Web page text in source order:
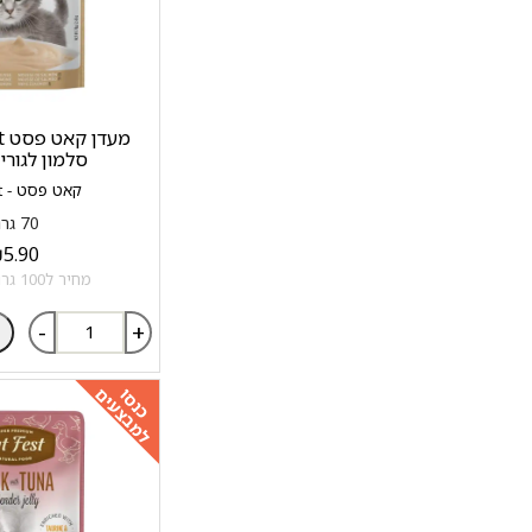
קאט פסט - Cat Fest
סלמון
70 גרם
5.90
מחיר ל100 גרם: 8.43 ₪
- +
כנסו
למבצעים